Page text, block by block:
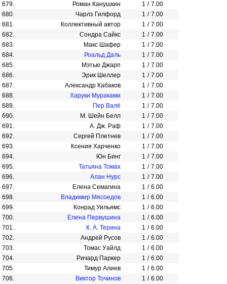
679.
Роман Канушкин 1 / 7.00
680.
Чарлз Гилфорд 1 / 7.00
681.
Коллективный автор 1 / 7.00
682.
Сондра Сайкс 1 / 7.00
683.
Макс Шафер 1 / 7.00
684.
Роальд Даль 1 / 7.00
685.
Мэтью Джарп 1 / 7.00
686.
Эрик Шеллер 1 / 7.00
687.
Александр Кабаков 1 / 7.00
688.
Харуки Мураками 1 / 7.00
689.
Пер Валё 1 / 7.00
690.
М. Шейн Белл 1 / 7.00
691.
А. Дж. Раф 1 / 7.00
692.
Сергей Плетнев 1 / 7.00
693.
Ксения Харченко 1 / 7.00
694.
Юн Бинг 1 / 7.00
695.
Татьяна Томах 1 / 7.00
696.
Алан Нурс 1 / 7.00
697.
Елена Семагина 1 / 6.00
698.
Владимир Мясоедов 1 / 6.00
699.
Конрад Уильямс 1 / 6.00
700.
Елена Первушина 1 / 6.00
701.
К. А. Терина 1 / 6.00
702.
Андрей Русов 1 / 6.00
703.
Томас Уайлд 1 / 6.00
704.
Ричард Паркер 1 / 6.00
705.
Тимур Алиев 1 / 6.00
706.
Виктор Точинов 1 / 6.00